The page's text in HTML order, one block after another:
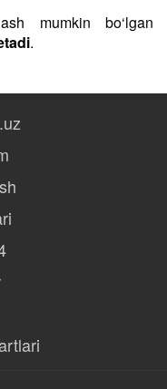
mumkin bo‘lgan
.